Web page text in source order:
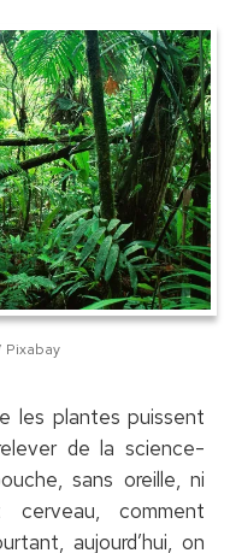
Pixabay
les plantes puissent
de la science-
sans oreille, ni
comment
aujourd’hui, on